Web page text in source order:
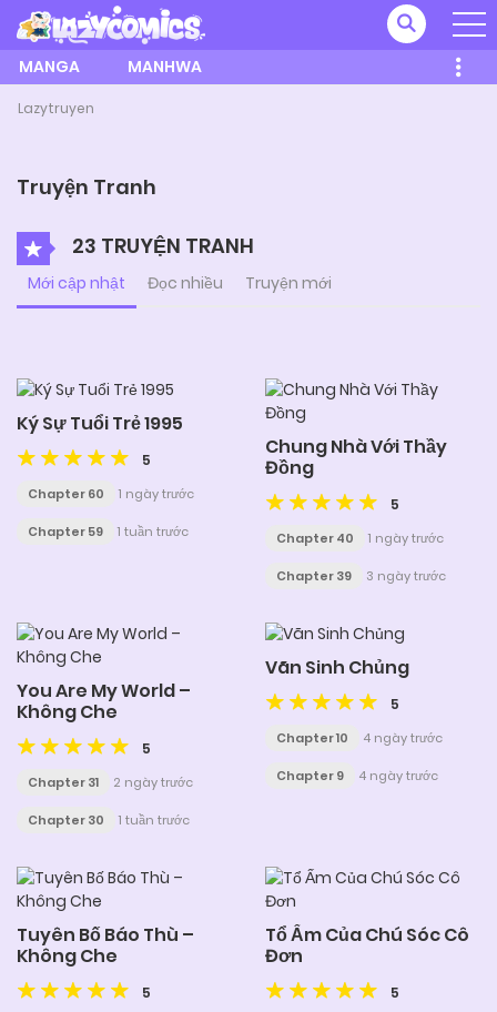
MANGA MANHWA
Lazytruyen
Truyện Tranh
23 TRUYỆN TRANH
Mới cập nhật Đọc nhiều Truyện mới
Ký Sự Tuổi Trẻ 1995
5
Chapter 60 1 ngày trước
Chapter 59 1 tuần trước
Chung Nhà Với Thầy
Đồng
5
Chapter 40 1 ngày trước
Chapter 39 3 ngày trước
You Are My World –
Không Che
5
Chapter 31 2 ngày trước
Chapter 30 1 tuần trước
Vãn Sinh Chủng
5
Chapter 10 4 ngày trước
Chapter 9 4 ngày trước
Tuyên Bố Báo Thù –
Không Che
5
Tổ Ấm Của Chú Sóc Cô
Đơn
5